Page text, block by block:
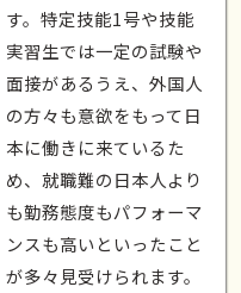
す。特定技能1号や技能
実習生では一定の試験や
面接があるうえ、外国人
の方々も意欲をもって日
本に働きに来ているた
め、就職難の日本人より
も勤務態度もパフォーマ
ンスも高いといったこと
が多々見受けられます。